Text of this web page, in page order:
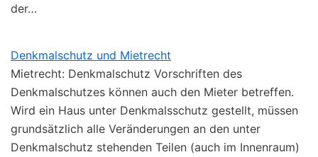
der…
Denkmalschutz und Mietrecht
Mietrecht: Denkmalschutz Vorschriften des
Denkmalschutzes können auch den Mieter betreffen.
Wird ein Haus unter Denkmalsschutz gestellt, müssen
grundsätzlich alle Veränderungen an den unter
Denkmalschutz stehenden Teilen (auch im Innenraum)